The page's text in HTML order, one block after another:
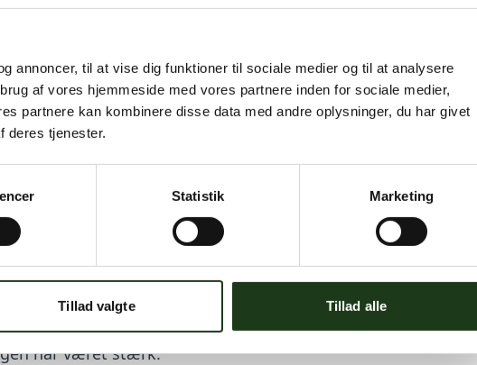
annoncer, til at vise dig funktioner til sociale medier og til at analysere
af vores hjemmeside med vores partnere inden for sociale medier,
partnere kan kombinere disse data med andre oplysninger, du har givet
deres tjenester.
Statistik Marketing
Tillad valgte Tillad alle
(Prolonged Grief Disorder) ved kæledyrstab var identiske
alvorlig sorg i undersøgelsen – et markant bidrag, kun
skal tages lige så alvorligt som menneskelig sorg
af 19 kvalitative studier
konkluderer, at “sorgen ved tab
ved tab af et menneske.”
viser, at intensiteten af sorgen (målt på depression,
ofte er lige så høj ved kæledyr som ved nære
har været stærk.